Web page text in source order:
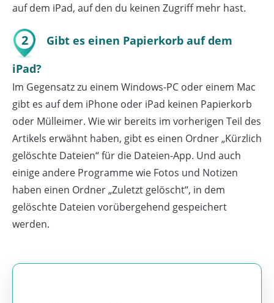
auf dem iPad, auf den du keinen Zugriff mehr hast.
2
Gibt es einen Papierkorb auf dem
iPad?
Im Gegensatz zu einem Windows-PC oder einem Mac
gibt es auf dem iPhone oder iPad keinen Papierkorb
oder Mülleimer. Wie wir bereits im vorherigen Teil des
Artikels erwähnt haben, gibt es einen Ordner „Kürzlich
gelöschte Dateien“ für die Dateien-App. Und auch
einige andere Programme wie Fotos und Notizen
haben einen Ordner „Zuletzt gelöscht“, in dem
gelöschte Dateien vorübergehend gespeichert
werden.